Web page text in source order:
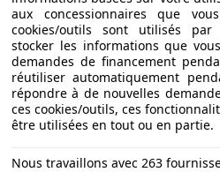
aux concessionnaires que
cookies/outils sont utilisés
stocker les informations que
demandes de financement
réutiliser automatiquement
répondre à de nouvelles
ces cookies/outils, ces
être utilisées en tout ou en partie.
Nous travaillons avec 263